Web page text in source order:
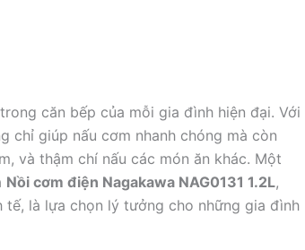
căn bếp của mỗi gia đình hiện đại. Với
chỉ giúp nấu cơm nhanh chóng mà còn
và thậm chí nấu các món ăn khác. Một
Nồi cơm điện Nagakawa NAG0131 1.2L,
là lựa chọn lý tưởng cho những gia đình